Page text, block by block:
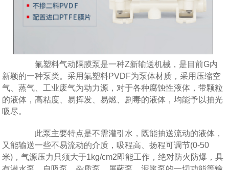
氟塑料气动隔膜泵是一种Z新输送机械，是目前G内
新颖的一种泵类。采用氟塑料PVDF为泵体材质，采用压缩空
气、蒸气、工业废气为动力源，对于各种腐蚀性液体，带颗粒
的液体，高粘度、易挥发、易燃、剧毒的液体，均能予以抽光
吸尽。
此泵主要特点是不需灌引水，既能抽送流动的液体，
又能输送一些不易流动的介质，吸程高、扬程可调节(0-50
米)，气源压力只须大于1kg/cm2即能工作，绝对防火防爆，具